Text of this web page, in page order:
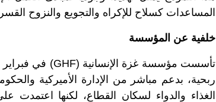
المساعدات كسلاح للإكراه والتجويع والنزوح
خلفية عن المؤسسة
تأسست مؤسسة غزة الإنسانية (GHF)
ربحية، بدعم مباشر من الإدارة الأميركية
الغذاء والدواء لسكان القطاع، لكنها